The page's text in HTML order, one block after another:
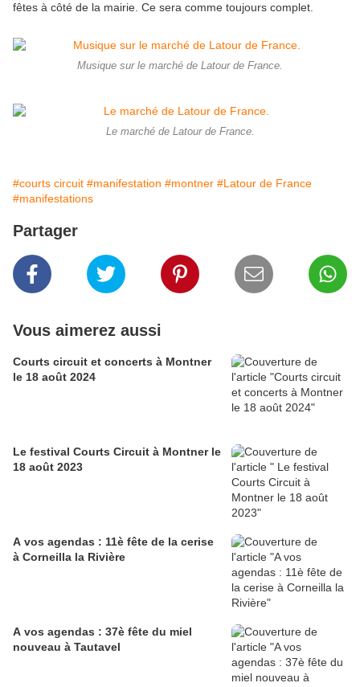
fêtes à côté de la mairie. Ce sera comme toujours complet.
Musique sur le marché de Latour de France.
Le marché de Latour de France.
#courts circuit #manifestation #montner #Latour de France
#manifestations
Partager
Vous aimerez aussi
Courts circuit et concerts à Montner
le 18 août 2024
Le festival Courts Circuit à Montner le
18 août 2023
A vos agendas : 11è fête de la cerise
à Corneilla la Rivière
A vos agendas : 37è fête du miel
nouveau à Tautavel